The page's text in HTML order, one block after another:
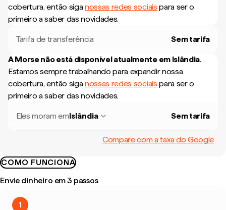
cobertura, então siganossas redes sociais para ser o
primeiro a saber das novidades.
Tarifa de transferência Sem tarifa
A Morse não está disponível atualmente em Islândia.
Estamos sempre trabalhando para expandir nossa
cobertura, então siganossas redes sociais para ser o
primeiro a saber das novidades.
Eles moram emIslândia Sem tarifa
Compare com a taxa do Google
COMO FUNCIONA
Envie dinheiro em 3 passos
1